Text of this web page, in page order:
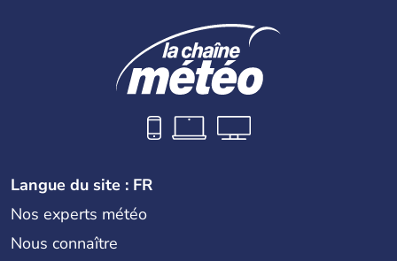
Langue du site : FR
Nos experts météo
Nous connaître